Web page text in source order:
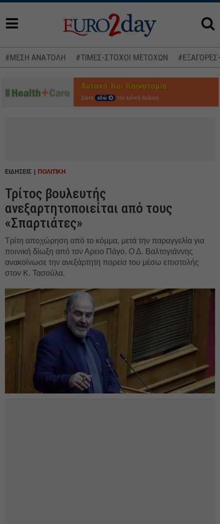
#ΜΕΣΗ ΑΝΑΤΟΛΗ #ΤΙΜΕΣ-ΣΤΟΧΟΙ ΜΕΤΟΧΩΝ
Δείτε εδώ την ειδική έκδοση
ΕΙΔΗΣΕΙΣ ΠΟΛΙΤΙΚΗ
Τρίτος βουλευτής
ανεξαρτητοποιείται από τους
«Σπαρτιάτες»
Τρίτη αποχώρηση από το κόμμα, μετά την παραγγελία για
ποινική δίωξη από τον Αρειο Πάγο. Ο Δ. Βαλτογιάννης
ανακοίνωσε την ανεξάρτητη πορεία του μέσω επιστολής
στον Κ. Τασούλα.